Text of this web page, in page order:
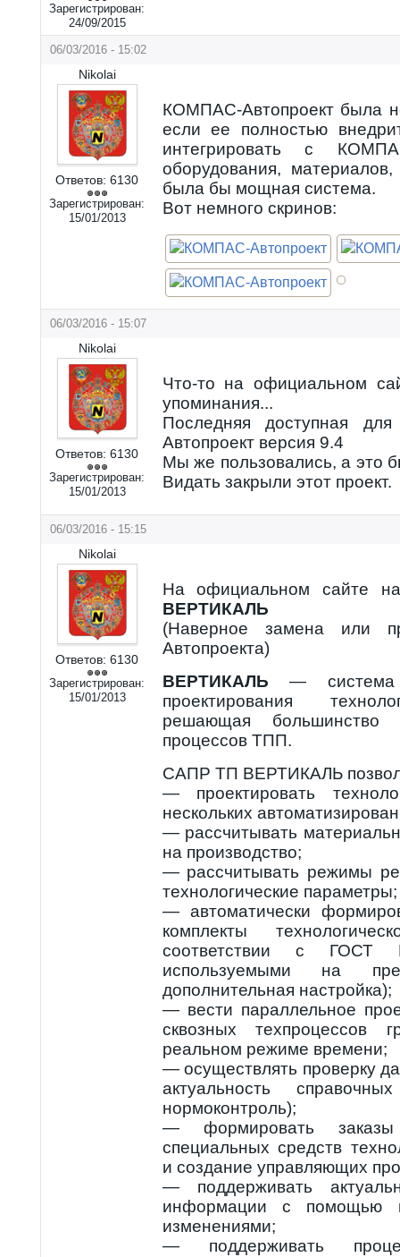
Зарегистрирован:
24/09/2015
06/03/2016 - 15:02
Nikolai
Ответов: 6130
Зарегистрирован:
15/01/2013
КОМПАС-Автопроект была
если ее полностью
интегрировать с
оборудования,
была бы мощная система.
Вот немного скринов:
06/03/2016 - 15:07
Nikolai
Ответов: 6130
Зарегистрирован:
15/01/2013
Что-то на официальном
упоминания...
Последняя доступная
Автопроект версия 9.4
Мы же пользовались, а это
Видать закрыли этот проект.
06/03/2016 - 15:15
Nikolai
Ответов: 6130
Зарегистрирован:
15/01/2013
На официальном сайте
ВЕРТИКАЛЬ
(Наверное замена или
Автопроекта)
ВЕРТИКАЛЬ — система
проектирования
решающая большинство
процессов ТПП.
САПР ТП ВЕРТИКАЛЬ
— проектировать
нескольких
— рассчитывать
на производство;
— рассчитывать режимы
технологические параметры;
— автоматически
комплекты
соответствии с ГОСТ
используемыми на
дополнительная настройка);
— вести параллельное
сквозных техпроцессов
реальном режиме времени;
— осуществлять проверку
актуальность
нормоконтроль);
— формировать заказы
специальных средств
и создание управляющих
— поддерживать
информации с помощью
изменениями;
— поддерживать